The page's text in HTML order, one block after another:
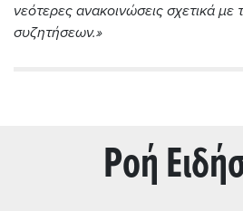
νεότερες ανακοινώσεις σχετικά με
συζητήσεων.»
Ρoή